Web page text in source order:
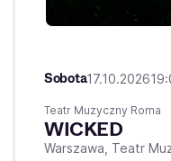
Sobota17.10.2026
Teatr Muzyczny Roma
WICKED
Warszawa, Teatr